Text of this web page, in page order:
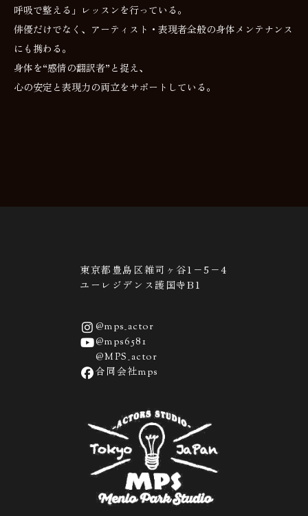
呼吸で整える」レッスンを行っている。
俳優だけでなく、アーティスト・表現者全般の身体メンテナンス
にも携わる。
身体を“感情の翻訳者”と捉え、
心の安定と表現力の両立をサポートしている。
東京都豊島区雑司ヶ谷1−5−4
ユーレジデンス護国寺B1
@mps_actor
@mps6581
@MPS_actor
合同会社mps